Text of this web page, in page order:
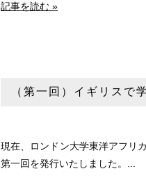
記事を読む »
（第一回）イギリスで
現在、ロンドン大学東洋アフリ
第一回を発行いたしました。...